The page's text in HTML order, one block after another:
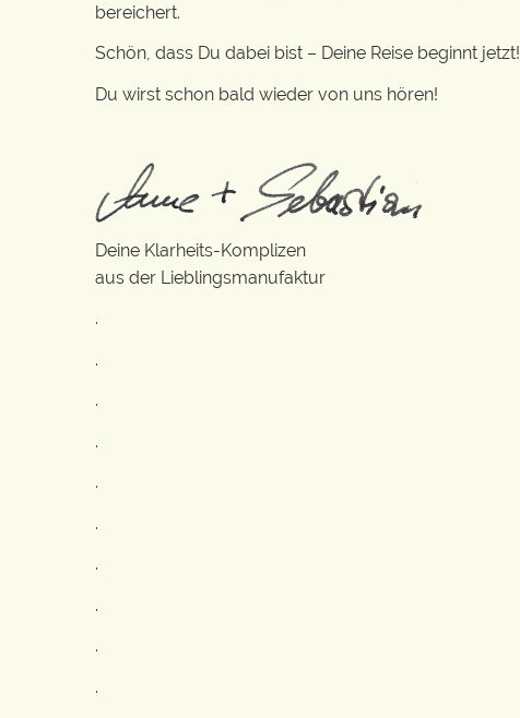
bereichert.
Schön, dass Du dabei bist – Deine Reise beginnt jetzt!
Du wirst schon bald wieder von uns hören!
Deine Klarheits-Komplizen
aus der Lieblingsmanufaktur
.
.
.
.
.
.
.
.
.
.